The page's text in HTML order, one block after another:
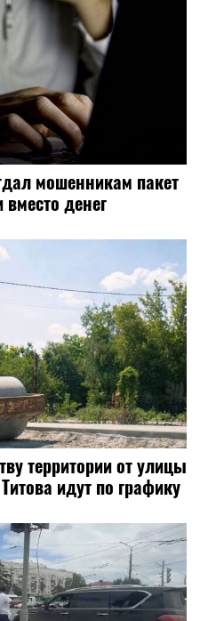
мошенникам пакет
денег
территории от улицы
идут по графику